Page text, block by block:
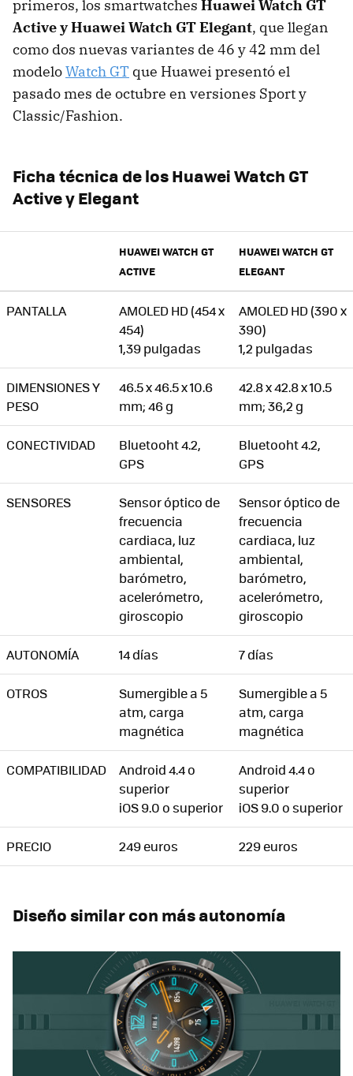
primeros, los smartwatches Huawei Watch GT
Active y Huawei Watch GT Elegant, que llegan
como dos nuevas variantes de 46 y 42 mm del
modeloWatch GT que Huawei presentó el
pasado mes de octubre en versiones Sport y
Classic/Fashion.
Ficha técnica de los Huawei Watch GT
Active y Elegant
HUAWEI WATCH GT
ACTIVE
HUAWEI WATCH GT
ELEGANT
PANTALLA
AMOLED HD (454 x
454)
1,39 pulgadas
AMOLED HD (390 x
390)
1,2 pulgadas
DIMENSIONES Y
PESO
46.5 x 46.5 x 10.6
mm; 46 g
42.8 x 42.8 x 10.5
mm; 36,2 g
CONECTIVIDAD
Bluetooht 4.2,
GPS
Bluetooht 4.2,
GPS
SENSORES
Sensor óptico de
frecuencia
cardiaca, luz
ambiental,
barómetro,
acelerómetro,
giroscopio
Sensor óptico de
frecuencia
cardiaca, luz
ambiental,
barómetro,
acelerómetro,
giroscopio
AUTONOMÍA 14 días 7 días
OTROS
Sumergible a 5
atm, carga
magnética
Sumergible a 5
atm, carga
magnética
COMPATIBILIDAD
Android 4.4 o
superior
iOS 9.0 o superior
Android 4.4 o
superior
iOS 9.0 o superior
PRECIO 249 euros 229 euros
Diseño similar con más autonomía